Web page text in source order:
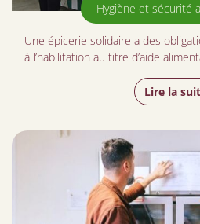
Hygiène et sécurité
Une épicerie solidaire a des
à l’habilitation au titre d’aide
Lire la